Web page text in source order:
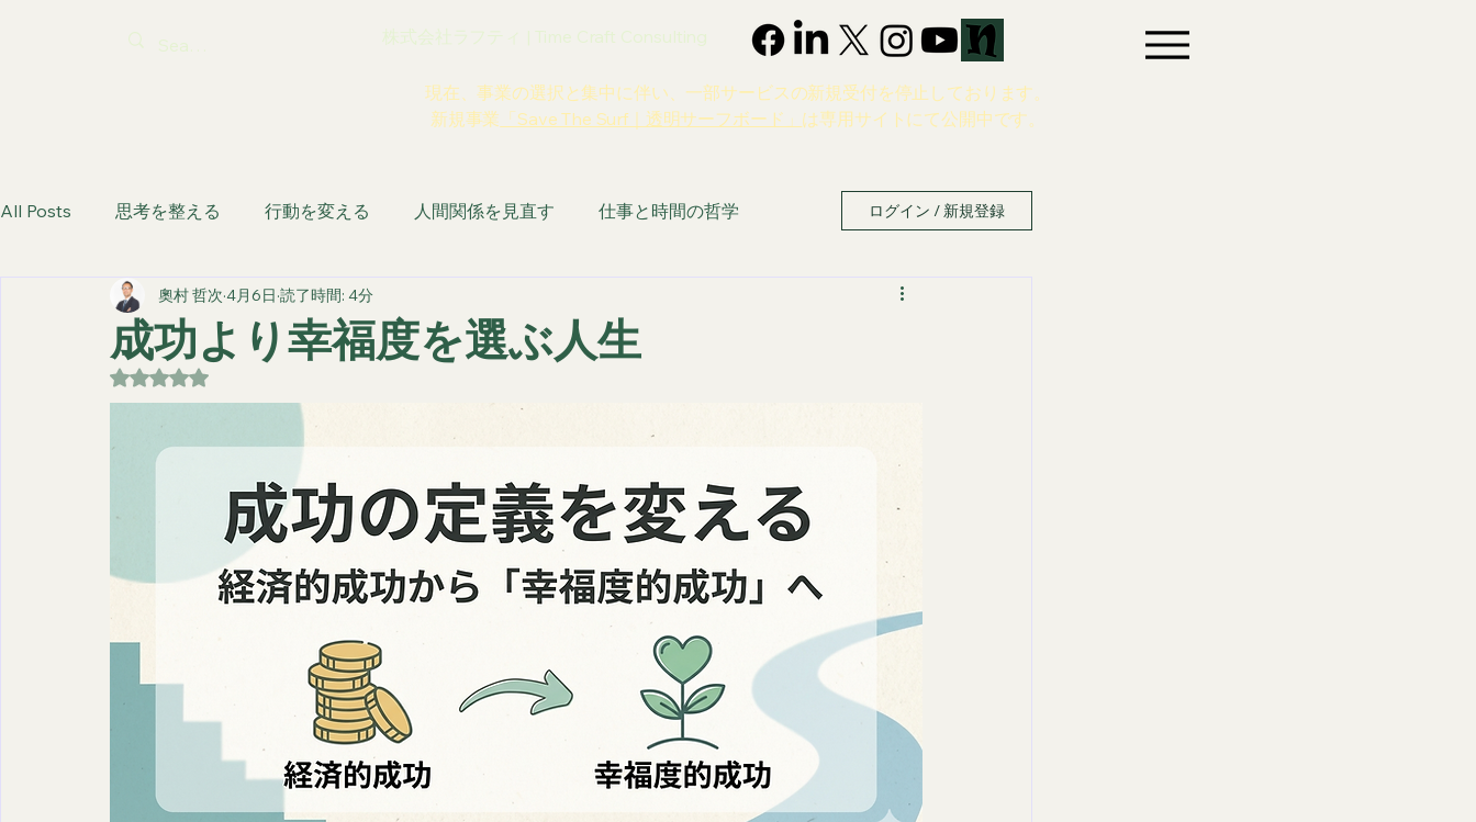
株式会社ラフティ | Time Craft Consulting
現在、事業の選択と集中に伴い、一部サービスの新規受付を停止しております。
新規事業 「Save The Surf｜透明サーフボード」 は専用サイトにて公開中です。
All Posts 思考を整える 行動を変える 人間関係を見直す 仕事と時間の哲学
生き方を取り戻す
ログイン / 新規登録
成功より幸福度を選ぶ人生
奧村 哲次 4月6日 読了時間: 4分
5つ星のうちNaNと評価されています。